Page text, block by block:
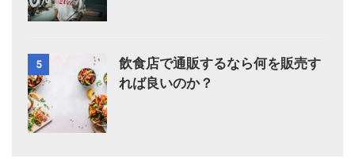
5
飲食店で通販するなら何を販売す
れば良いのか？